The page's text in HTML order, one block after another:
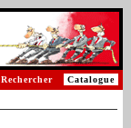
Catalogue
Rechercher